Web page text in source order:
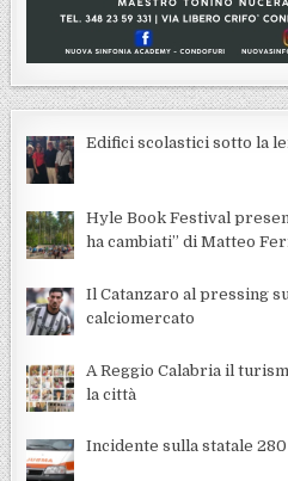
Edifici scolastici sotto la
Hyle Book Festival
ha cambiati” di Matteo
Il Catanzaro al pressing
calciomercato
A Reggio Calabria il
la città
Incidente sulla statale